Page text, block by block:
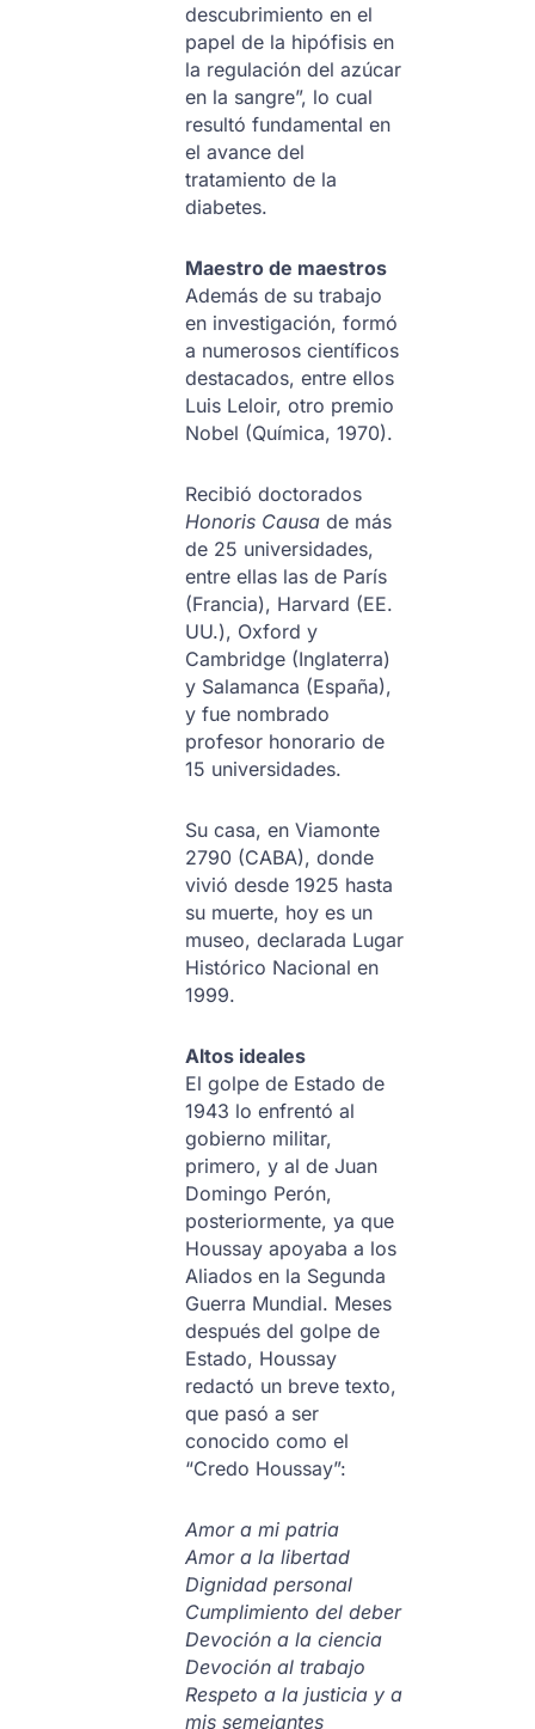
descubrimiento en el
papel de la hipófisis en
la regulación del azúcar
en la sangre”, lo cual
resultó fundamental en
el avance del
tratamiento de la
diabetes.
Maestro de maestros
Además de su trabajo
en investigación, formó
a numerosos científicos
destacados, entre ellos
Luis Leloir, otro premio
Nobel (Química, 1970).
Recibió doctorados
Honoris Causa de más
de 25 universidades,
entre ellas las de París
(Francia), Harvard (EE.
UU.), Oxford y
Cambridge (Inglaterra)
y Salamanca (España),
y fue nombrado
profesor honorario de
15 universidades.
Su casa, en Viamonte
2790 (CABA), donde
vivió desde 1925 hasta
su muerte, hoy es un
museo, declarada Lugar
Histórico Nacional en
1999.
Altos ideales
El golpe de Estado de
1943 lo enfrentó al
gobierno militar,
primero, y al de Juan
Domingo Perón,
posteriormente, ya que
Houssay apoyaba a los
Aliados en la Segunda
Guerra Mundial. Meses
después del golpe de
Estado, Houssay
redactó un breve texto,
que pasó a ser
conocido como el
“Credo Houssay”:
Amor a mi patria
Amor a la libertad
Dignidad personal
Cumplimiento del deber
Devoción a la ciencia
Devoción al trabajo
Respeto a la justicia y a
mis semejantes